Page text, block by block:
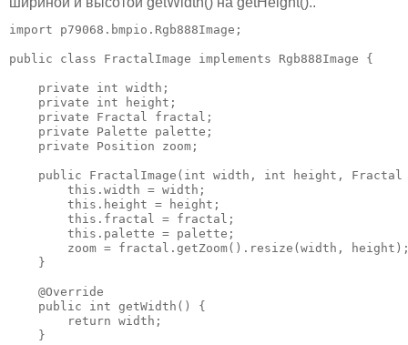
import p79068.bmpio.Rgb888Image;
public class FractalImage implements Rgb888Image {
    private int width;
    private int height;
    private Fractal fractal;
    private Palette palette;
    private Position zoom;
public FractalImage(int width, int height,
        this.width = width;
        this.height = height;
        this.fractal = fractal;
        this.palette = palette;
zoom = fractal.getZoom().resize(width,
    }
    @Override
    public int getWidth() {
        return width;
    }